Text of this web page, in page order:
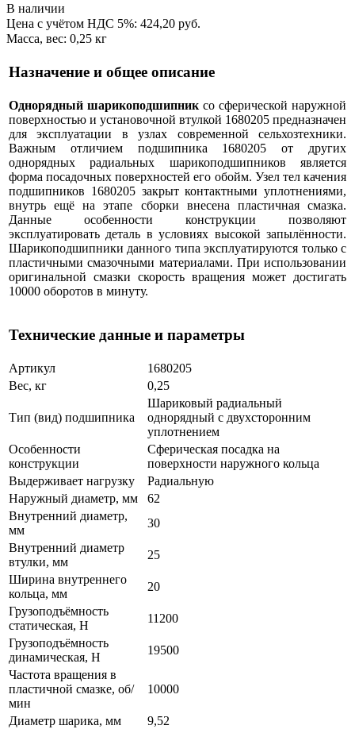
В наличии
Цена с учётом НДС 5%: 424,20 руб.
Масса, вес: 0,25 кг
Назначение и общее описание
Однорядный шарикоподшипник со сферической наружной
поверхностью и установочной втулкой 1680205 предназначен
для эксплуатации в узлах современной сельхозтехники.
Важным отличием подшипника 1680205 от других
однорядных радиальных шарикоподшипников является
форма посадочных поверхностей его обойм. Узел тел качения
подшипников 1680205 закрыт контактными уплотнениями,
внутрь ещё на этапе сборки внесена пластичная смазка.
Данные особенности конструкции позволяют
эксплуатировать деталь в условиях высокой запылённости.
Шарикоподшипники данного типа эксплуатируются только с
пластичными смазочными материалами. При использовании
оригинальной смазки скорость вращения может достигать
10000 оборотов в минуту.
Технические данные и параметры
Артикул
1680205
Вес, кг
0,25
Тип (вид) подшипника
Шариковый радиальный
однорядный с двухсторонним
уплотнением
Особенности
конструкции
Сферическая посадка на
поверхности наружного кольца
Выдерживает нагрузку
Радиальную
Наружный диаметр, мм
62
Внутренний диаметр,
мм
30
Внутренний диаметр
втулки, мм
25
Ширина внутреннего
кольца, мм
20
Грузоподъёмность
статическая, H
11200
Грузоподъёмность
динамическая, H
19500
Частота вращения в
пластичной смазке, об/
мин
10000
Диаметр шарика, мм
9,52